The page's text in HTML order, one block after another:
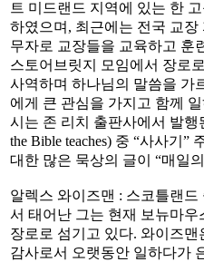
트 미드랜드 지역에 있는 한
하였으며, 최근에는 전국 교
무자로 교장들을 교육하고 훈
스토어브릿지 모임에서 장로
사역하며 하나님의 말씀을 가
에게 큰 관심을 가지고 함께
시는 존 리치 출판사에서 발행
the Bible teaches) 중 “사사기”
대한 많은 묵상의 글이 “매일
알렉스 와이즈맨 : 스코틀랜드
서 태어난 그는 현재 보뉴마우
장로로 섬기고 있다. 와이즈
감사로서 오랫동안 일하다가